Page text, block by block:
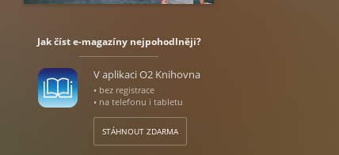
Jak číst e-magazíny nejpohodlněji?
V aplikaci O2 Knihovna
• bez registrace
• na telefonu i tabletu
STÁHNOUT ZDARMA